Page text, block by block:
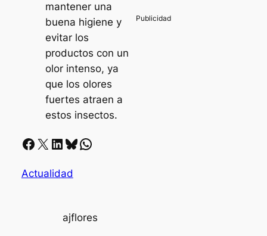
mantener una
buena higiene y
evitar los
productos con un
olor intenso, ya
que los olores
fuertes atraen a
estos insectos.
Facebook X LinkedIn Bluesky Whatsapp
Actualidad
ajflores